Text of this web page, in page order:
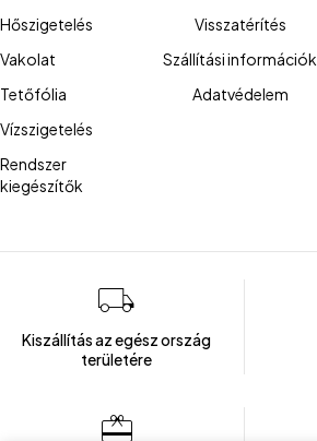
Hőszigetelés
Vakolat
Tetőfólia
Vízszigetelés
Rendszer
kiegészítők
Visszatérítés
Szállítási információk
Adatvédelem
Kiszállítás az egész ország
területére